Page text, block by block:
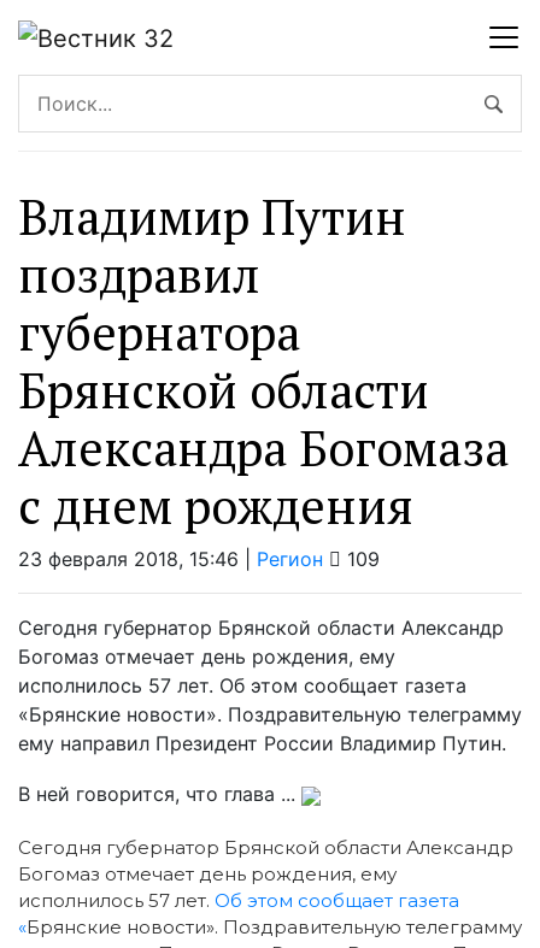
Владимир Путин
поздравил
губернатора
Брянской области
Александра Богомаза
с днем рождения
23 февраля 2018, 15:46 | Регион 109
Сегодня губернатор Брянской области Александр
Богомаз отмечает день рождения, ему
исполнилось 57 лет. Об этом сообщает газета
«Брянские новости». Поздравительную телеграмму
ему направил Президент России Владимир Путин.
В ней говорится, что глава ...
Сегодня губернатор Брянской области Александр
Богомаз отмечает день рождения, ему
исполнилось 57 лет. Об этом сообщает газета
«Брянские новости». Поздравительную телеграмму